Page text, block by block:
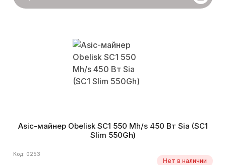
Asic-майнер Obelisk SC1 550 Mh/s 450 Вт Sia (SC1
Slim 550Gh)
Код: 0253
Нет в наличии